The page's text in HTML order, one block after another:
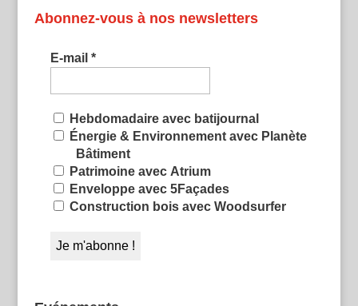
Abonnez-vous à nos newsletters
E-mail *
Hebdomadaire avec batijournal
Énergie & Environnement avec Planète
Bâtiment
Patrimoine avec Atrium
Enveloppe avec 5Façades
Construction bois avec Woodsurfer